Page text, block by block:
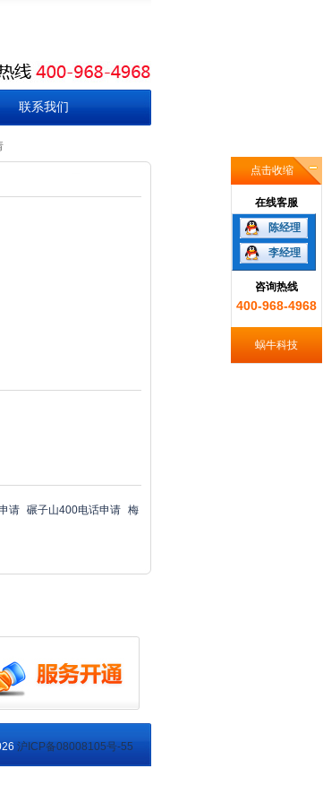
联系我们
请 碾子山400电话申请 梅
点击收缩
在线客服
陈经理
李经理
咨询热线
400-968-4968
蜗牛科技
沪ICP备08008105号-55